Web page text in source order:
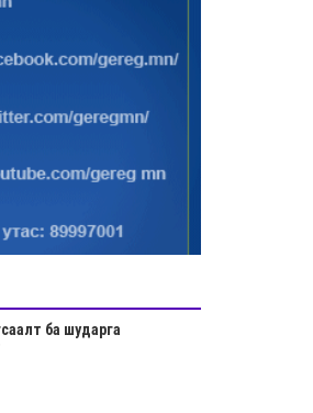
ба шударга